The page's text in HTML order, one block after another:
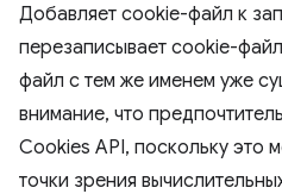
Добавляет cookie-файл к
перезаписывает cookie-
файл с тем же именем уже
внимание, что
Cookies API, поскольку это
точки зрения